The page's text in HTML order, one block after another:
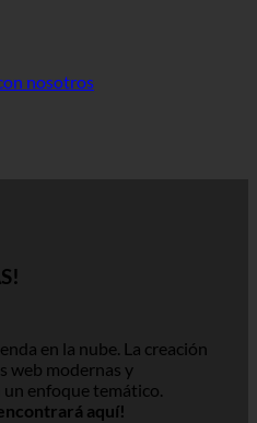
nosotros
en la nube. La creación
web modernas y
un enfoque temático.
aquí!